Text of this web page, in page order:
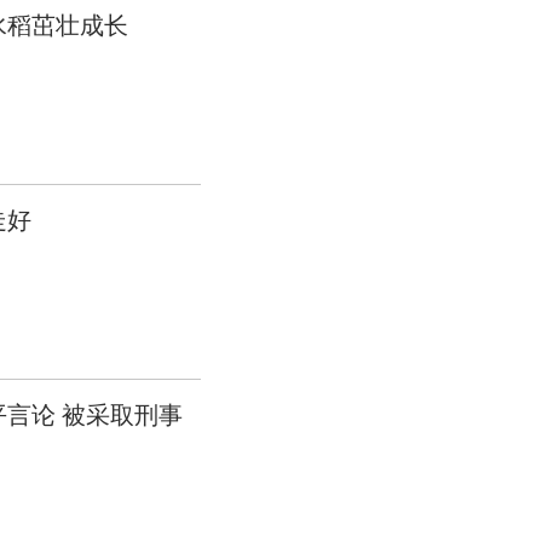
茁壮成长
好
论 被采取刑事